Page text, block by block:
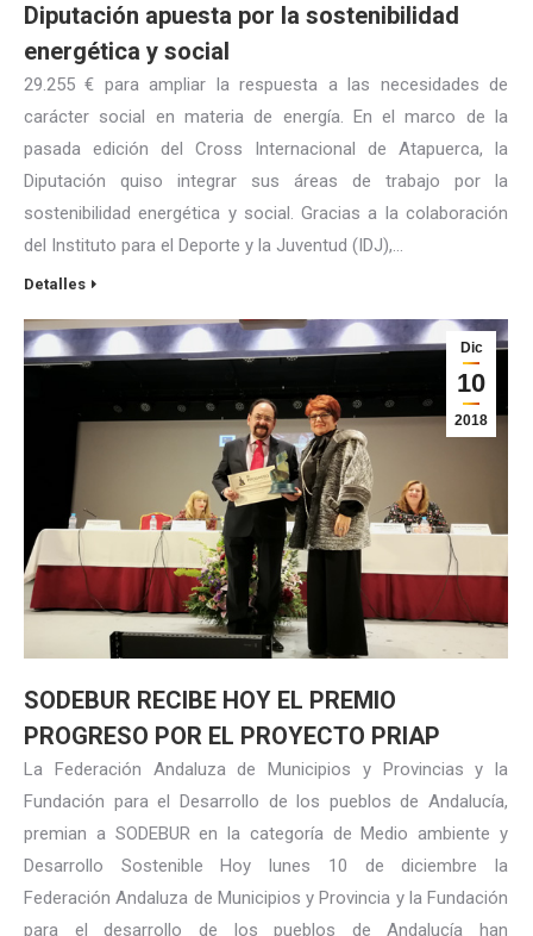
Diputación apuesta por la sostenibilidad
energética y social
29.255 € para ampliar la respuesta a las necesidades de
carácter social en materia de energía. En el marco de la
pasada edición del Cross Internacional de Atapuerca, la
Diputación quiso integrar sus áreas de trabajo por la
sostenibilidad energética y social. Gracias a la colaboración
del Instituto para el Deporte y la Juventud (IDJ),…
Detalles
Dic
10
2018
SODEBUR RECIBE HOY EL PREMIO
PROGRESO POR EL PROYECTO PRIAP
La Federación Andaluza de Municipios y Provincias y la
Fundación para el Desarrollo de los pueblos de Andalucía,
premian a SODEBUR en la categoría de Medio ambiente y
Desarrollo Sostenible Hoy lunes 10 de diciembre la
Federación Andaluza de Municipios y Provincia y la Fundación
para el desarrollo de los pueblos de Andalucía han